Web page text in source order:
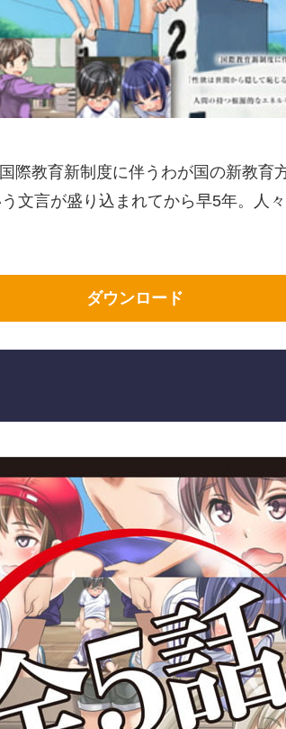
際教育新制度に伴うわが国の新教育
文言が盛り込まれてから早5年。人
ダウンロード